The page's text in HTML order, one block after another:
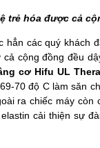
trẻ hóa được cả
các quý khách
cộng đồng đều
cơ Hifu UL Thera
70 độ C làm săn
ra chiếc máy còn
cải thiện sự